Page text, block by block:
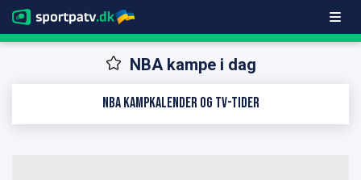
NBA kampe i dag
NBA kampkalender og TV-tider